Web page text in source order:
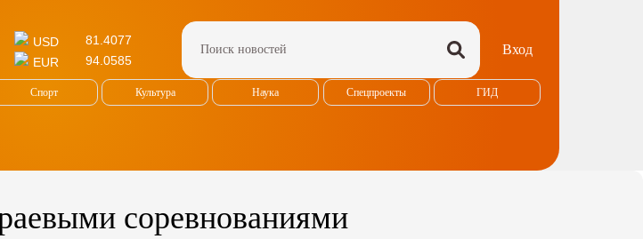
USD
81.4077
EUR
94.0585
Вход
Спорт Культура Наука Спецпроекты ГИД
соревнованиями